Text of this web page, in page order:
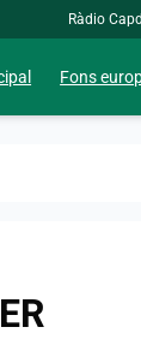
Ràdio
Fons